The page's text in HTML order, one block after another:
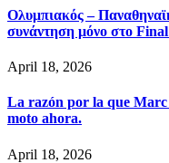
Ολυμπιακός –
συνάντηση μόνο στο
April 18, 2026
La razón por la que Marc
moto ahora.
April 18, 2026